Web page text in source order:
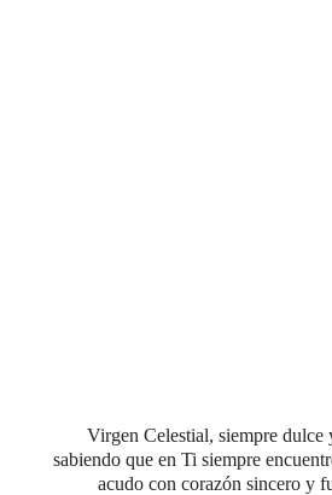
Virgen Celestial, siempre dulce
sabiendo que en Ti siempre
acudo con corazón sincero y